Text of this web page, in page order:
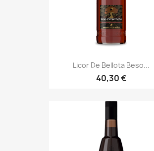
Licor De Bellota Beso...
40,30 €